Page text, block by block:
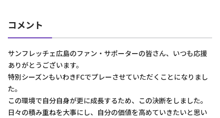
コメント
サンフレッチェ広島のファン・サポーターの皆さん、いつも応援
ありがとうございます。
特別シーズンもいわきFCでプレーさせていただくことになりまし
た。
この環境で自分自身が更に成長するため、この決断をしました。
日々の積み重ねを大事にし、自分の価値を高めていきたいと思い